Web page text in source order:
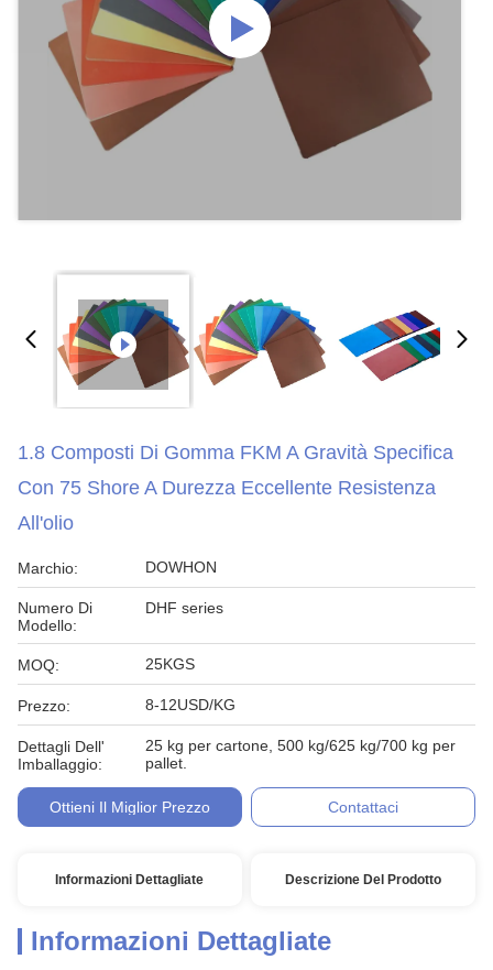
1.8 Composti Di Gomma FKM A Gravità Specifica
Con 75 Shore A Durezza Eccellente Resistenza
All'olio
Marchio: DOWHON
Numero Di
Modello:
DHF series
MOQ: 25KGS
Prezzo: 8-12USD/KG
Dettagli Dell'
Imballaggio:
25 kg per cartone, 500 kg/625 kg/700 kg per
pallet.
Ottieni Il Miglior Prezzo Contattaci
Informazioni Dettagliate Descrizione Del Prodotto
Informazioni Dettagliate